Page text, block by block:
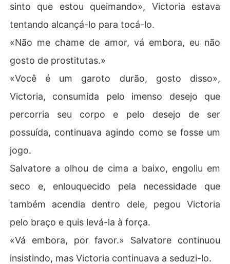
sinto que estou queimando», Victoria estava
tentando alcançá-lo para tocá-lo.
«Não me chame de amor, vá embora, eu não
gosto de prostitutas.»
«Você é um garoto durão, gosto disso»,
Victoria, consumida pelo imenso desejo que
percorria seu corpo e pelo desejo de ser
possuída, continuava agindo como se fosse um
jogo.
Salvatore a olhou de cima a baixo, engoliu em
seco e, enlouquecido pela necessidade que
também acendia dentro dele, pegou Victoria
pelo braço e quis levá-la à força.
«Vá embora, por favor.» Salvatore continuou
insistindo, mas Victoria continuava a seduzi-lo.